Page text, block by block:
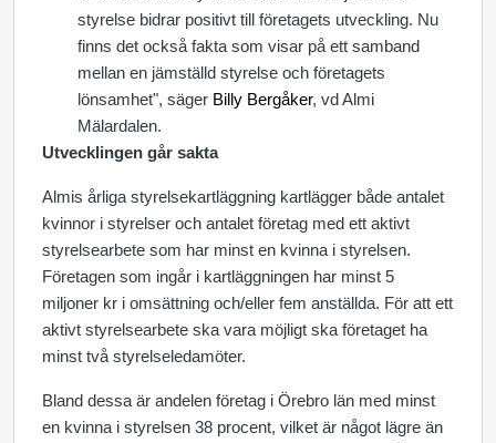
styrelse bidrar positivt till företagets utveckling. Nu
finns det också fakta som visar på ett samband
mellan en jämställd styrelse och företagets
lönsamhet", säger Billy Bergåker, vd Almi
Mälardalen.
Utvecklingen går sakta
Almis årliga styrelsekartläggning kartlägger både antalet
kvinnor i styrelser och antalet företag med ett aktivt
styrelsearbete som har minst en kvinna i styrelsen.
Företagen som ingår i kartläggningen har minst 5
miljoner kr i omsättning och/eller fem anställda. För att ett
aktivt styrelsearbete ska vara möjligt ska företaget ha
minst två styrelseledamöter.
Bland dessa är andelen företag i Örebro län med minst
en kvinna i styrelsen 38 procent, vilket är något lägre än